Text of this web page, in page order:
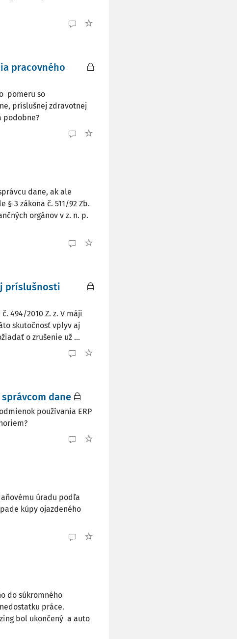
pracovného
pomeru so
príslušnej zdravotnej
podobne?
dane, ak ale
3 zákona č. 511/92 Zb.
orgánov v z. n. p.
príslušnosti
494/2010 Z. z. V máji
skutočnosť vplyv aj
o zrušenie už ...
dane
používania ERP
úradu podľa
kúpy ojazdeného
do súkromného
práce.
bol ukončený a auto